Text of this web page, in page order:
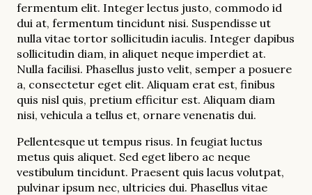
fermentum elit. Integer lectus justo, commodo id
dui at, fermentum tincidunt nisi. Suspendisse ut
nulla vitae tortor sollicitudin iaculis. Integer dapibus
sollicitudin diam, in aliquet neque imperdiet at.
Nulla facilisi. Phasellus justo velit, semper a posuere
a, consectetur eget elit. Aliquam erat est, finibus
quis nisl quis, pretium efficitur est. Aliquam diam
nisi, vehicula a tellus et, ornare venenatis dui.
Pellentesque ut tempus risus. In feugiat luctus
metus quis aliquet. Sed eget libero ac neque
vestibulum tincidunt. Praesent quis lacus volutpat,
pulvinar ipsum nec, ultricies dui. Phasellus vitae